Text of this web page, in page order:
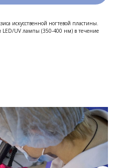
искусственной ногтевой пластины.
UV лампы (350-400 нм) в течение